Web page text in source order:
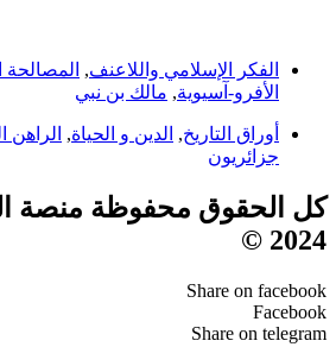
الفكر الإسلامي واللاعنف, المصالحة
الأفرو-آسيوية, مالك بن نبي
أوراق التاريخ, الدين و الحياة,
جزائريون
كل الحقوق محفوظة منصة
2024 ©
Share on facebook
Facebook
Share on telegram